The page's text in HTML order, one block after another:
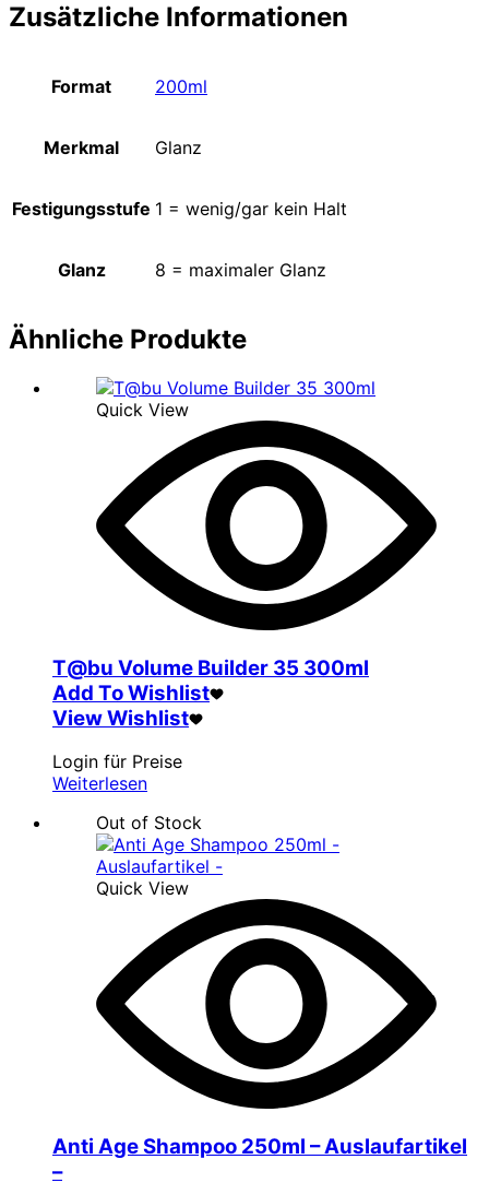
Zusätzliche Informationen
Format 200ml
Merkmal Glanz
Festigungsstufe 1 = wenig/gar kein Halt
Glanz 8 = maximaler Glanz
Ähnliche Produkte
Quick View
T@bu Volume Builder 35 300ml
Add To Wishlist
View Wishlist
Login für Preise
Weiterlesen
Out of Stock
Quick View
Anti Age Shampoo 250ml – Auslaufartikel
–